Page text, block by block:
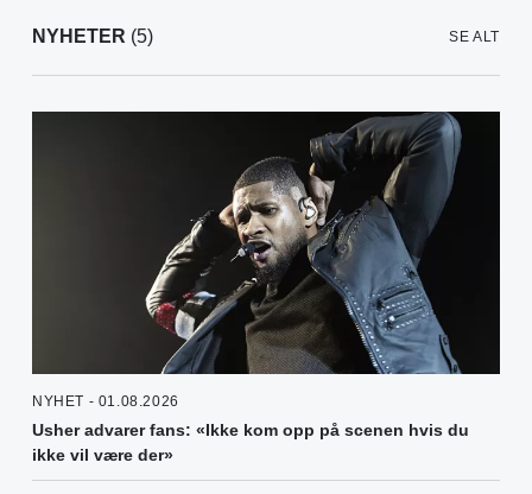
NYHETER (5) SE ALT
NYHET - 01.08.2026
Usher advarer fans: «Ikke kom opp på scenen hvis du
ikke vil være der»